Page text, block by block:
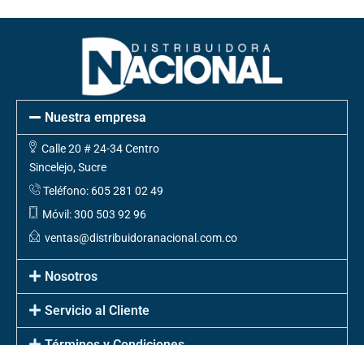
Nuestra empresa
Calle 20 # 24-34 Centro
Sincelejo, Sucre
Teléfono: 605 281 02 49
Móvil: 300 503 92 96
ventas@distribuidoranacional.com.co
Nosotros
Servicio al Cliente